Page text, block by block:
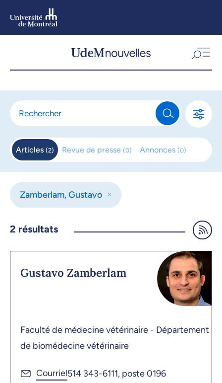
Articles (2) Revue de presse (0) Annonces (0)
Zamberlam, Gustavo
2 résultats
Gustavo Zamberlam
Faculté de médecine vétérinaire - Département
de biomédecine vétérinaire
514 343-6111, poste 0196